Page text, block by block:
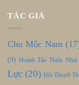
TÁC GIẢ
Chu Mộc Nam
(9) Hoành Tảo Thiên Nhai
Lực (20) Hội Thuyết